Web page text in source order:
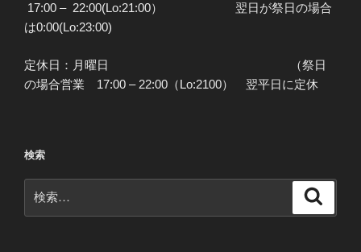
17:00 – 22:00(Lo:21:00） 翌日が祭日の場合
は0:00(Lo:23:00)
定休日：月曜日 （祭日
の場合営業 17:00 – 22:00（Lo:2100） 翌平日に定休
検索
索: